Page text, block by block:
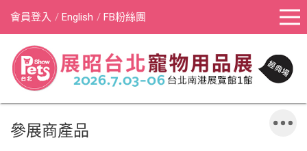
會員登入 English FB粉絲團
參展商產品